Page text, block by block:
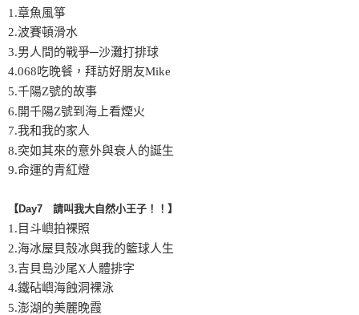
1.章魚風箏
2.波賽頓滑水
3.男人間的戰爭─沙灘打排球
4.068吃晚餐，拜訪好朋友Mike
5.千陽Z號的故事
6.開千陽Z號到海上看煙火
7.我和我的家人
8.突如其來的意外與衰人的誕生
9.命運的青紅燈
【Day7 請叫我大自然小王子！！】
1.目斗嶼拍裸照
2.海冰屋貝殼冰與我的籃球人生
3.吉貝島沙尾X人體排字
4.鐵砧嶼海蝕洞裸泳
5.澎湖的美麗晚霞